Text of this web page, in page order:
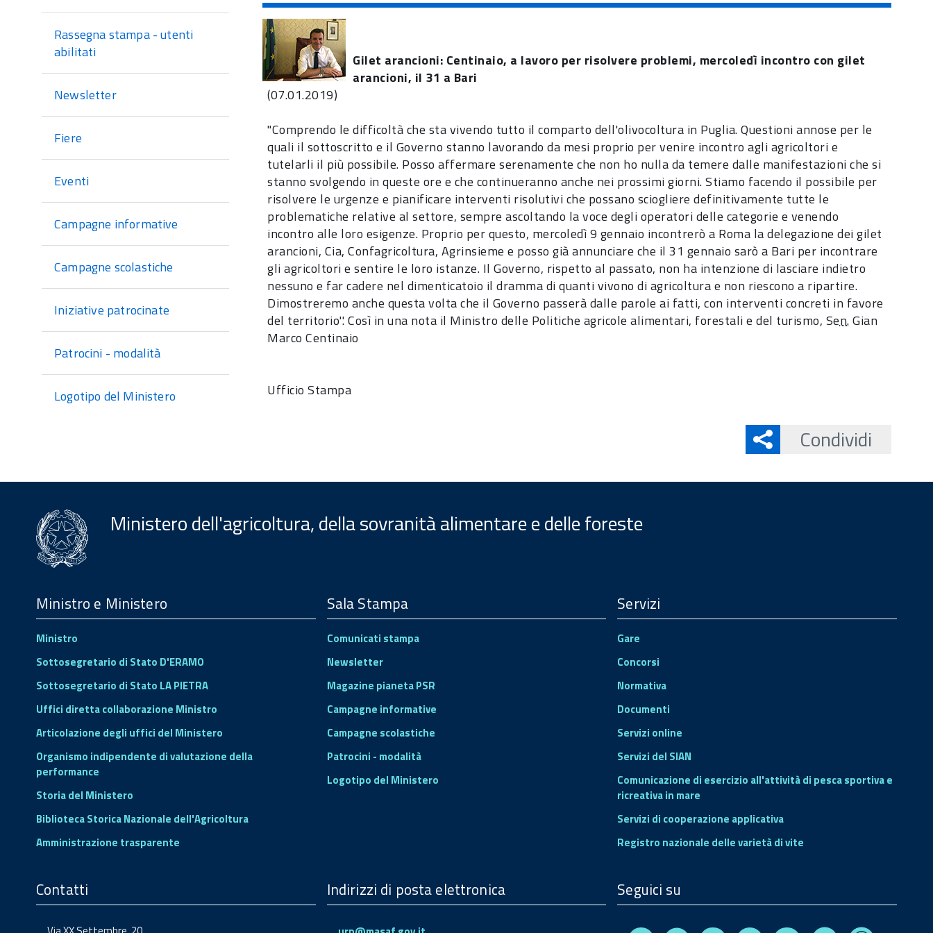
sezione
Rassegna stampa - utenti
abilitati
Newsletter
Fiere
Eventi
Campagne informative
Campagne scolastiche
Iniziative patrocinate
Patrocini - modalità
Logotipo del Ministero
Gilet arancioni: Centinaio, a lavoro per risolvere problemi, mercoledì incontro con gilet
arancioni, il 31 a Bari
(07.01.2019)
"Comprendo le difficoltà che sta vivendo tutto il comparto dell'olivocoltura in Puglia. Questioni annose per le
quali il sottoscritto e il Governo stanno lavorando da mesi proprio per venire incontro agli agricoltori e
tutelarli il più possibile. Posso affermare serenamente che non ho nulla da temere dalle manifestazioni che si
stanno svolgendo in queste ore e che continueranno anche nei prossimi giorni. Stiamo facendo il possibile per
risolvere le urgenze e pianificare interventi risolutivi che possano sciogliere definitivamente tutte le
problematiche relative al settore, sempre ascoltando la voce degli operatori delle categorie e venendo
incontro alle loro esigenze. Proprio per questo, mercoledì 9 gennaio incontrerò a Roma la delegazione dei gilet
arancioni, Cia, Confagricoltura, Agrinsieme e posso già annunciare che il 31 gennaio sarò a Bari per incontrare
gli agricoltori e sentire le loro istanze. Il Governo, rispetto al passato, non ha intenzione di lasciare indietro
nessuno e far cadere nel dimenticatoio il dramma di quanti vivono di agricoltura e non riescono a ripartire.
Dimostreremo anche questa volta che il Governo passerà dalle parole ai fatti, con interventi concreti in favore
del territorio''. Così in una nota il Ministro delle Politiche agricole alimentari, forestali e del turismo, Sen.Gian
Marco Centinaio
Ufficio Stampa
Condividi
Ministero dell'agricoltura, della sovranità alimentare e delle foreste
Menu
Footer
Ministro e Ministero
Ministro
Sottosegretario di Stato D'ERAMO
Sottosegretario di Stato LA PIETRA
Uffici diretta collaborazione Ministro
Articolazione degli uffici del Ministero
Organismo indipendente di valutazione della
performance
Storia del Ministero
Biblioteca Storica Nazionale dell'Agricoltura
Amministrazione trasparente
Sala Stampa
Comunicati stampa
Newsletter
Magazine pianeta PSR
Campagne informative
Campagne scolastiche
Patrocini - modalità
Logotipo del Ministero
Servizi
Gare
Concorsi
Normativa
Documenti
Servizi online
Servizi del SIAN
Comunicazione di esercizio all'attività di pesca sportiva e
ricreativa in mare
Servizi di cooperazione applicativa
Registro nazionale delle varietà di vite
Contatti Indirizzi di posta elettronica Seguici su